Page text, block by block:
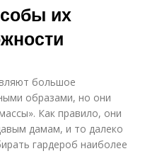
их
большое
образами, но они
Как правило, они
дамам, и то далеко
гардероб наиболее